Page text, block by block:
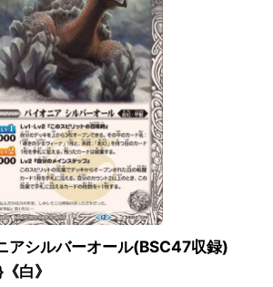
シルバーオール(BSC47収録)
白》